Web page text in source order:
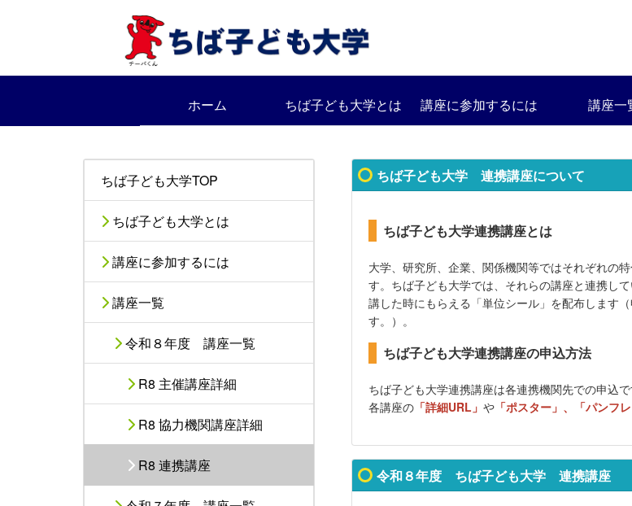
ホーム ちば子ども大学とは 講座に参加するには 講座一
ちば子ども大学TOP
ちば子ども大学とは
講座に参加するには
講座一覧
令和８年度 講座一覧
R8 主催講座詳細
R8 協力機関講座詳細
R8 連携講座
ちば子ども大学 連携講座について
ちば子ども大学連携講座とは
大学、研究所、企業、関係機関等ではそれぞれの
す。ちば子ども大学では、それらの講座と連携し
講した時にもらえる「単位シール」を配布します
す。）。
ちば子ども大学連携講座の申込方法
ちば子ども大学連携講座は各連携機関先での申込で
各講座の 「詳細URL」 や 「ポスター」、「パンフレ
令和８年度 ちば子ども大学 連携講座